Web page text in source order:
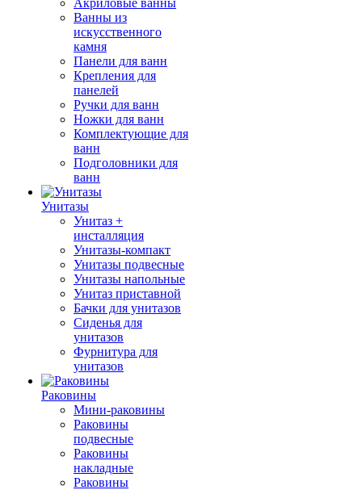
Акриловые ванны
Ванны из
искусственного
камня
Панели для ванн
Крепления для
панелей
Ручки для ванн
Ножки для ванн
Комплектующие для
ванн
Подголовники для
ванн
Унитазы
Унитаз +
инсталляция
Унитазы-компакт
Унитазы подвесные
Унитазы напольные
Унитаз приставной
Бачки для унитазов
Сиденья для
унитазов
Фурнитура для
унитазов
Раковины
Мини-раковины
Раковины
подвесные
Раковины
накладные
Раковины